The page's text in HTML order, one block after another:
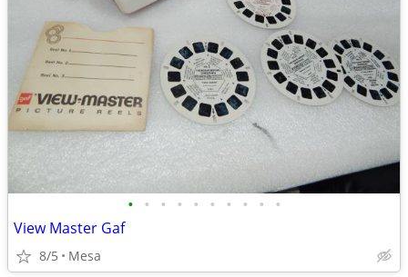
• • • • • • • • • •
View Master Gaf
8/5 Mesa